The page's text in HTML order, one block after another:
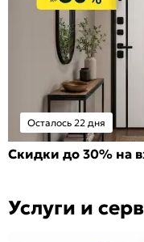
Осталось 22 дня
Скидки до 30% на
Услуги и